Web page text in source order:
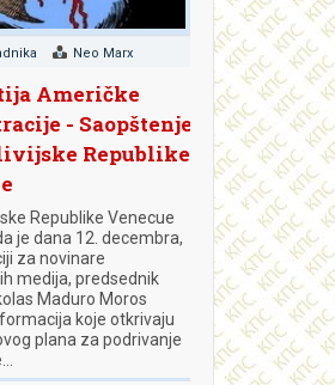
Neo Marx
Američke
- Saopštenje
Republike
Republike Venecue
je dana 12. decembra,
za novinare
medija, predsednik
Maduro Moros
koje otkrivaju
plana za podrivanje